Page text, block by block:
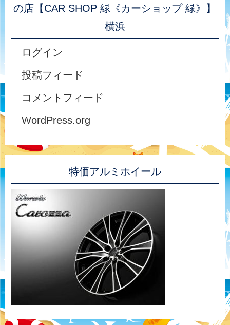
の店【CAR SHOP 緑《カーショップ 緑》】
横浜
ログイン
投稿フィード
コメントフィード
WordPress.org
特価アルミホイール